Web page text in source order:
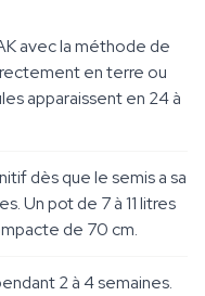
avec la méthode de
en terre ou
apparaissent en 24 à
dès que le semis a sa
Un pot de 7 à 11 litres
de 70 cm.
2 à 4 semaines.